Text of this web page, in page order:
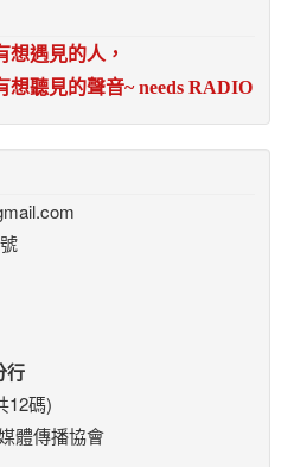
想遇見的人，
想聽見的聲音~ needs RADIO
行
12碼)
體傳播協會